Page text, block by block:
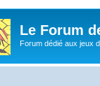
Le Forum
Forum dédié aux jeux